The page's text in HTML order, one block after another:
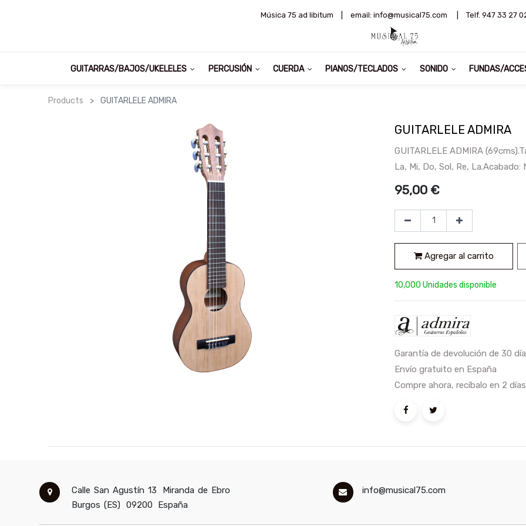
Música 75 ad libitum email: info@musical75.com Telf. 947 33 27
GUITARRAS/BAJOS/UKELELES PERCUSIÓN CUERDA PIANOS/TECLADOS SONIDO FUNDAS/
Products GUITARLELE ADMIRA
GUITARLELE ADMIRA
GUITARLELE ADMIRA
La, Mi, Do, Sol, Re,
95,00 €
Agregar al carrito
10,000 Unidades disponible
Garantía de devolución de 30
Envío gratuito en España
Compre ahora, recíbalo en 2
Calle San Agustín 13
Miranda de Ebro
Burgos (ES) 09200 España
info@musical75.com